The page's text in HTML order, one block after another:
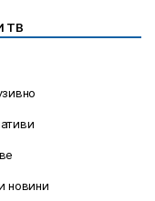
ТВ
новини